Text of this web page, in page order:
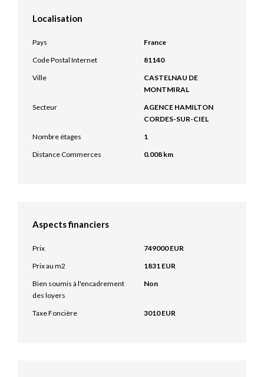
Localisation
Pays
France
Code Postal Internet
81140
Ville
CASTELNAU DE
MONTMIRAL
Secteur
AGENCE HAMILTON
CORDES-SUR-CIEL
Nombre étages
1
Distance Commerces
0.008 km
Aspects financiers
Prix
749000 EUR
Prix au m2
1831 EUR
Bien soumis à l'encadrement
des loyers
Non
Taxe Foncière 3010 EUR